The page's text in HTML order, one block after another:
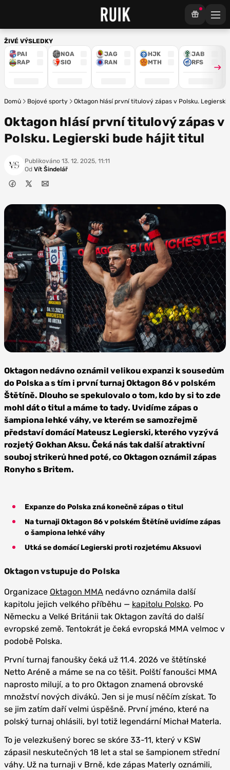
ŽIVÉ VÝSLEDKY
PAI
RAP
NOA
SIO
JAG
RAN
HJK
MTH
JAB
RFS
Domů Bojové sporty Oktagon hlásí první titulový zápas v Polsku.
Oktagon hlásí první titulový zápas v
Polsku. Legierski bude hájit titul
Publikováno 13. 12. 2025, 11:11
Od Vít Šindelář
Oktagon
MMA
Oktagon nedávno oznámil velikou expanzi k sousedům
do Polska a s tím i první turnaj Oktagon 86 v polském
Štětíně. Dlouho se spekulovalo o tom, kdo by si to zde
mohl dát o titul a máme to tady. Uvidíme zápas o
šampiona lehké váhy, ve kterém se samozřejmě
představí domácí Mateusz Legierski, kterého vyzývá
rozjetý Gokhan Aksu. Čeká nás tak další atraktivní
souboj strikerů hned poté, co Oktagon oznámil zápas
Ronyho s Britem.
Expanze do Polska zná konečně zápas o titul
Na turnaji Oktagon 86 v polském Štětíně uvidíme zápas
o šampiona lehké váhy
Utká se domácí Legierski proti rozjetému Aksuovi
Oktagon vstupuje do Polska
Organizace Oktagon MMA nedávno oznámila další
kapitolu jejich velkého příběhu — kapitolu Polsko. Po
Německu a Velké Británii tak Oktagon zavítá do další
evropské země. Tentokrát je čeká evropská MMA velmoc v
podobě Polska.
První turnaj fanoušky čeká už 11.4. 2026 ve štětínské
Netto Aréně a máme se na co těšit. Polští fanoušci MMA
naprosto milují, a to pro Oktagon znamená obrovské
množství nových diváků. Jen si je musí něčím získat. To
se jim zatím daří velmi úspěšně. První jméno, které na
polský turnaj ohlásili, byl totiž legendární Michał Materla.
To je velezkušený borec se skóre 33-11, který v KSW
zápasil neskutečných 18 let a stal se šampionem střední
váhy. Už na turnaji v Brně, kde zápas Materly oznámili,